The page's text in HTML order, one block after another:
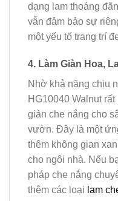
dạng lam thoáng
vẫn đảm bảo sự
một yếu tố trang trí
4. Làm Giàn Hoa,
Nhờ khả năng chịu
HG10040 Walnut
giàn che nắng cho
vườn. Đây là một
thêm không gian
cho ngôi nhà. Nếu
pháp che nắng
thêm các loại lam